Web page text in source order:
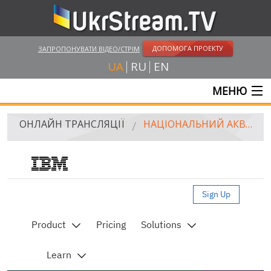
ЗАПРОПОНУВАТИ ВІДЕО/СТРІМ ДОПОМОГА ПРОЕКТУ
UA RU EN
МЕНЮ
ГОЛОВНА
UKRSTREAM.TV
ОНЛАЙН ТРАНСЛЯЦІЇ НАЦІОНАЛЬНИЙ АКВАРІУМ, БАЛТИМОР